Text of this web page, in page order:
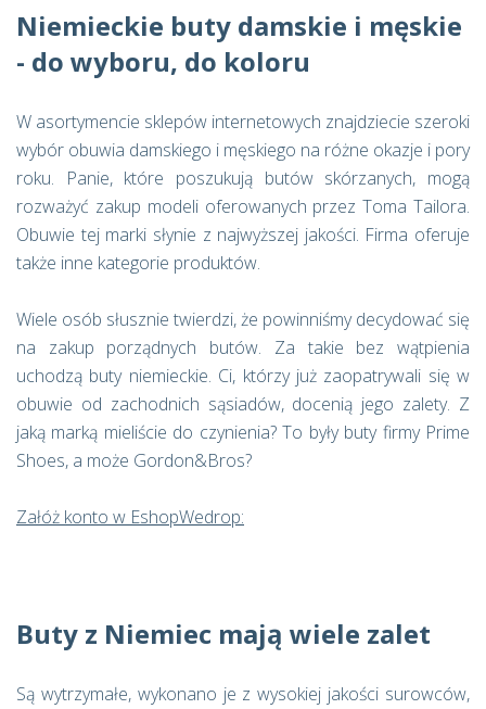
Niemieckie buty damskie i męskie
- do wyboru, do koloru
W asortymencie sklepów internetowych znajdziecie szeroki
wybór obuwia damskiego i męskiego na różne okazje i pory
roku. Panie, które poszukują butów skórzanych, mogą
rozważyć zakup modeli oferowanych przez Toma Tailora.
Obuwie tej marki słynie z najwyższej jakości. Firma oferuje
także inne kategorie produktów.
Wiele osób słusznie twierdzi, że powinniśmy decydować się
na zakup porządnych butów. Za takie bez wątpienia
uchodzą buty niemieckie. Ci, którzy już zaopatrywali się w
obuwie od zachodnich sąsiadów, docenią jego zalety. Z
jaką marką mieliście do czynienia? To były buty firmy Prime
Shoes, a może Gordon&Bros?
Załóż konto w EshopWedrop:
Buty z Niemiec mają wiele zalet
Są wytrzymałe, wykonano je z wysokiej jakości surowców,